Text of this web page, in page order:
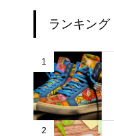
ランキング
1
2